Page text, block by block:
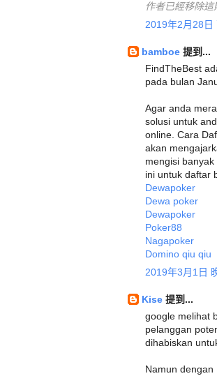
作者已經移除這
2019年2月28日
bamboe 提到...
FindTheBest
pada bulan
Agar anda
solusi untuk
online. Cara
akan
mengisi
ini untuk daftar
Dewapoker
Dewa poker
Dewapoker
Poker88
Nagapoker
Domino qiu qiu
2019年3月1日
Kise 提到...
google melihat
pelanggan
dihabiskan
Namun